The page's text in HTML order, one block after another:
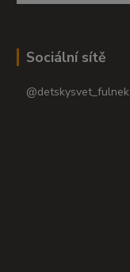
Sociální sítě
@detskysvet_fulnek